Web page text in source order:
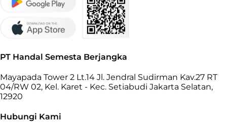
PT Handal Semesta Berjangka
Mayapada Tower 2 Lt.14 Jl. Jendral Sudirman Kav.27 RT
04/RW 02, Kel. Karet - Kec. Setiabudi Jakarta Selatan,
12920
Hubungi Kami